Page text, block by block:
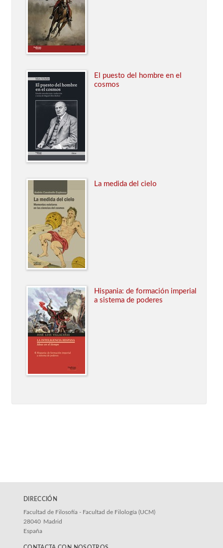
El puesto del hombre en el
cosmos
La medida del cielo
Hispania: de formación imperial
a sistema de poderes
DIRECCIÓN
Facultad de Filosofía - Facultad de Filología (UCM)
28040 Madrid
España